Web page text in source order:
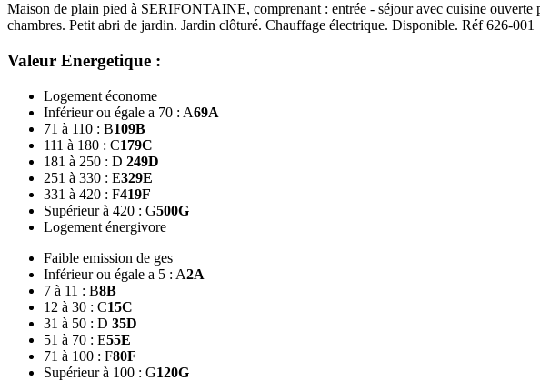
Maison de plain pied à SERIFONTAINE, comprenant : entrée - séjour avec cuisine
chambres. Petit abri de jardin. Jardin clôturé. Chauffage électrique. Disponible. Réf 626-001
Valeur Energetique :
Logement économe
Inférieur ou égale a 70 : A69A
71 à 110 : B109B
111 à 180 : C179C
181 à 250 : D 249D
251 à 330 : E329E
331 à 420 : F419F
Supérieur à 420 : G500G
Logement énergivore
Faible emission de ges
Inférieur ou égale a 5 : A2A
7 à 11 : B8B
12 à 30 : C15C
31 à 50 : D 35D
51 à 70 : E55E
71 à 100 : F80F
Supérieur à 100 : G120G